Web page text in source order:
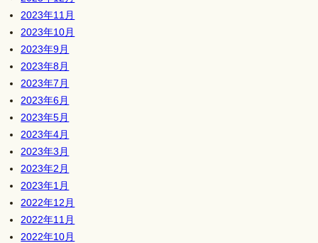
2023年11月
2023年10月
2023年9月
2023年8月
2023年7月
2023年6月
2023年5月
2023年4月
2023年3月
2023年2月
2023年1月
2022年12月
2022年11月
2022年10月